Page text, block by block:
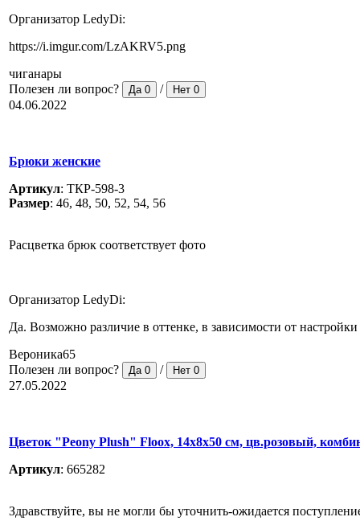
Организатор LedyDi:
https://i.imgur.com/LzAKRV5.png
чиганары
Полезен ли вопрос?
Да 0 / Нет 0
04.06.2022
Брюки женские
Артикул: ТКР-598-3
Размер: 46, 48, 50, 52, 54, 56
Расцветка брюк соответствует фото
Организатор LedyDi:
Да. Возможно различие в оттенке, в зависимости от
Вероника65
Полезен ли вопрос?
Да 0 / Нет 0
27.05.2022
Цветок "Peony Plush" Floox, 14х8х50 см, цв.розовый,
Артикул: 665282
Здравствуйте, вы не могли бы уточнить-ожидается